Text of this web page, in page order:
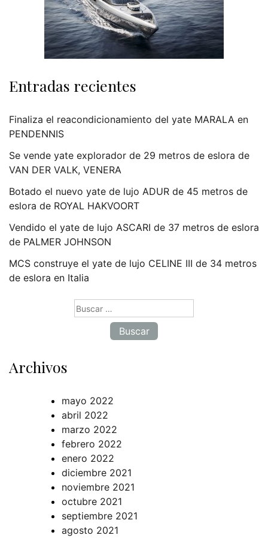
Entradas recientes
Finaliza el reacondicionamiento del yate MARALA en
PENDENNIS
Se vende yate explorador de 29 metros de eslora de
VAN DER VALK, VENERA
Botado el nuevo yate de lujo ADUR de 45 metros de
eslora de ROYAL HAKVOORT
Vendido el yate de lujo ASCARI de 37 metros de eslora
de PALMER JOHNSON
MCS construye el yate de lujo CELINE III de 34 metros
de eslora en Italia
Archivos
mayo 2022
abril 2022
marzo 2022
febrero 2022
enero 2022
diciembre 2021
noviembre 2021
octubre 2021
septiembre 2021
agosto 2021